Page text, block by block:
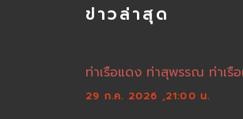
ข่าวล่าสุด
ท่าเรือแดง ท่าสุพรรณ ท่าเรื
29 ก.ค. 2026 ,21:00 น.